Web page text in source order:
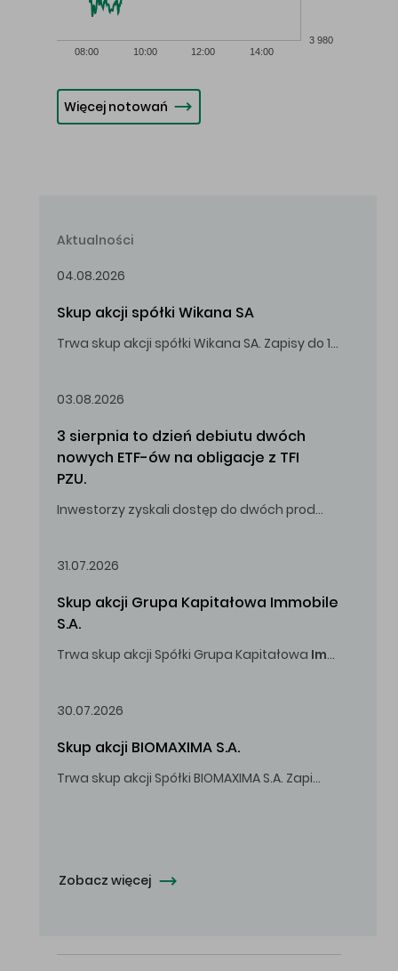
08:00 10:00 12:00 14:00
3 980
Więcej notowań
Aktualności
04.08.2026
Skup akcji spółki Wikana SA
Trwa skup akcji spółki Wikana SA. Zapisy do 14.08.2026 r. do godz. 16.00.
03.08.2026
3 sierpnia to dzień debiutu dwóch
nowych ETF-ów na obligacje z TFI
PZU.
Inwestorzy zyskali dostęp do dwóch produktów umożliwiających inwestowanie w obligacje skarbowe.
31.07.2026
Skup akcji Grupa Kapitałowa Immobile
S.A.
Trwa skup akcji Spółki Grupa Kapitałowa Immobile
30.07.2026
Skup akcji BIOMAXIMA S.A.
Trwa skup akcji Spółki BIOMAXIMA S.A. Zapisy do 4 sierpnia 2026 r. do godz. 16.00.
Zobacz więcej